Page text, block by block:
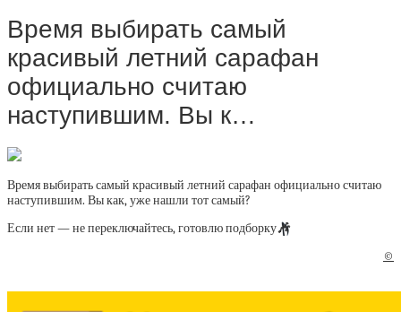
Время выбирать самый
красивый летний сарафан
официально считаю
наступившим. Вы к…
Время выбирать самый красивый летний сарафан официально считаю
наступившим. Вы как, уже нашли тот самый?
Если нет — не переключайтесь, готовлю подборку🎶
©